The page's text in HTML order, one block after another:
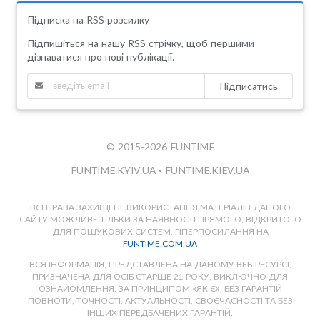
Підписка на RSS розсилку
Підпишіться на нашу RSS стрічку, щоб першими
дізнаватися про нові публікації.
Підписатись
© 2015-2026 FUNTIME
FUNTIME.KYIV.UA • FUNTIME.KIEV.UA
ВСІ ПРАВА ЗАХИЩЕНІ. ВИКОРИСТАННЯ МАТЕРІАЛІВ ДАНОГО
САЙТУ МОЖЛИВЕ ТІЛЬКИ ЗА НАЯВНОСТІ ПРЯМОГО, ВІДКРИТОГО
ДЛЯ ПОШУКОВИХ СИСТЕМ, ГІПЕРПОСИЛАННЯ НА
FUNTIME.COM.UA
ВСЯ ІНФОРМАЦІЯ, ПРЕДСТАВЛЕНА НА ДАНОМУ ВЕБ-РЕСУРСІ,
ПРИЗНАЧЕНА ДЛЯ ОСІБ СТАРШЕ 21 РОКУ, ВИКЛЮЧНО ДЛЯ
ОЗНАЙОМЛЕННЯ, ЗА ПРИНЦИПОМ «ЯК Є», БЕЗ ГАРАНТІЙ
ПОВНОТИ, ТОЧНОСТІ, АКТУАЛЬНОСТІ, СВОЄЧАСНОСТІ ТА БЕЗ
ІНШИХ ПЕРЕДБАЧЕНИХ ГАРАНТІЙ.